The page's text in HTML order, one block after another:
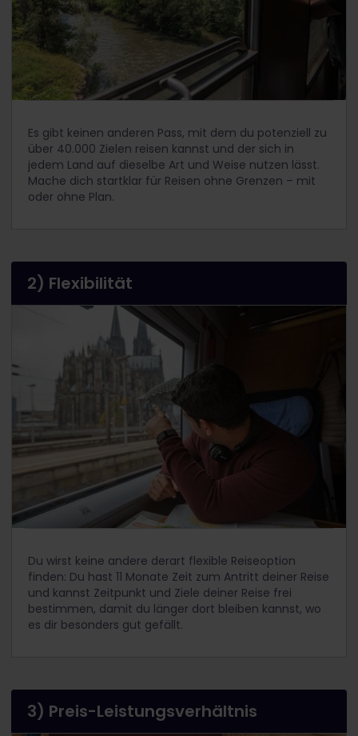
Es gibt keinen anderen Pass, mit dem du potenziell zu
über 40.000 Zielen reisen kannst und der sich in
jedem Land auf dieselbe Art und Weise nutzen lässt.
Mache dich startklar für Reisen ohne Grenzen – mit
oder ohne Plan.
2) Flexibilität
Du wirst keine andere derart flexible Reiseoption
finden: Du hast 11 Monate Zeit zum Antritt deiner Reise
und kannst Zeitpunkt und Ziele deiner Reise frei
bestimmen, damit du länger dort bleiben kannst, wo
es dir besonders gut gefällt.
3) Preis-Leistungsverhältnis